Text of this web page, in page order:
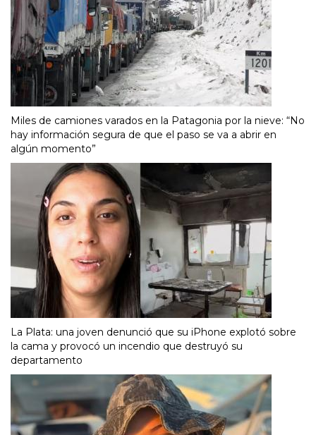
Miles de camiones varados en la Patagonia por la nieve: “No
hay información segura de que el paso se va a abrir en
algún momento”
La Plata: una joven denunció que su iPhone explotó sobre
la cama y provocó un incendio que destruyó su
departamento